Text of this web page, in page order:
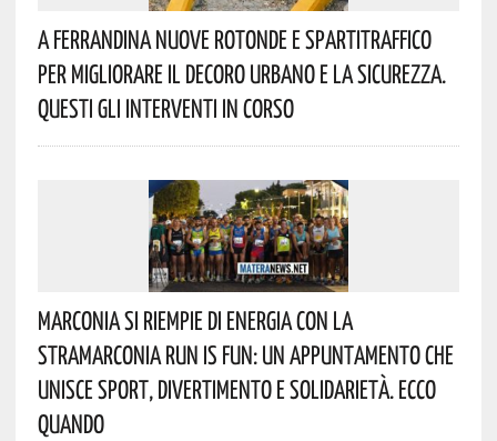
A Ferrandina Nuove Rotonde E Spartitraffico
Per Migliorare Il Decoro Urbano E La Sicurezza.
Questi Gli Interventi In Corso
Marconia Si Riempie Di Energia Con La
StraMarconia Run Is Fun: Un Appuntamento Che
Unisce Sport, Divertimento E Solidarietà. Ecco
Quando